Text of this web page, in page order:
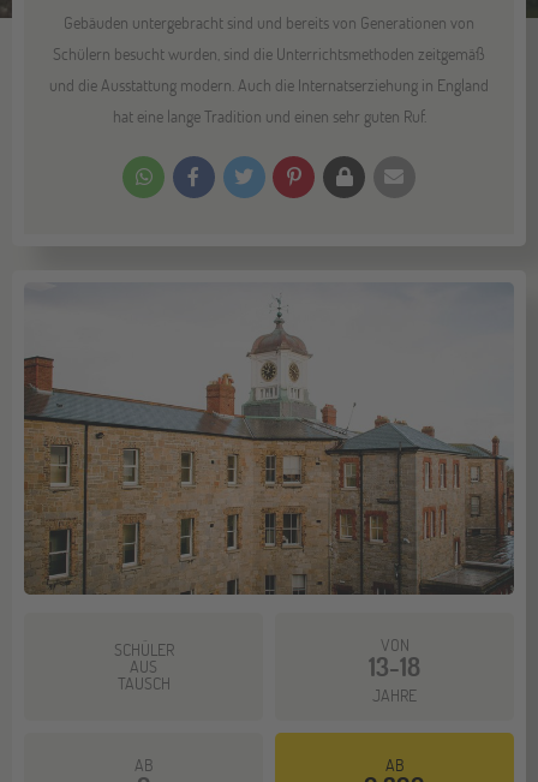
Gebäuden untergebracht sind und bereits von Generationen von
Schülern besucht wurden, sind die Unterrichtsmethoden zeitgemäß
und die Ausstattung modern. Auch die Internatserziehung in England
hat eine lange Tradition und einen sehr guten Ruf.
SCHÜLER
AUS
TAUSCH
VON
13-18
JAHRE
AB AB